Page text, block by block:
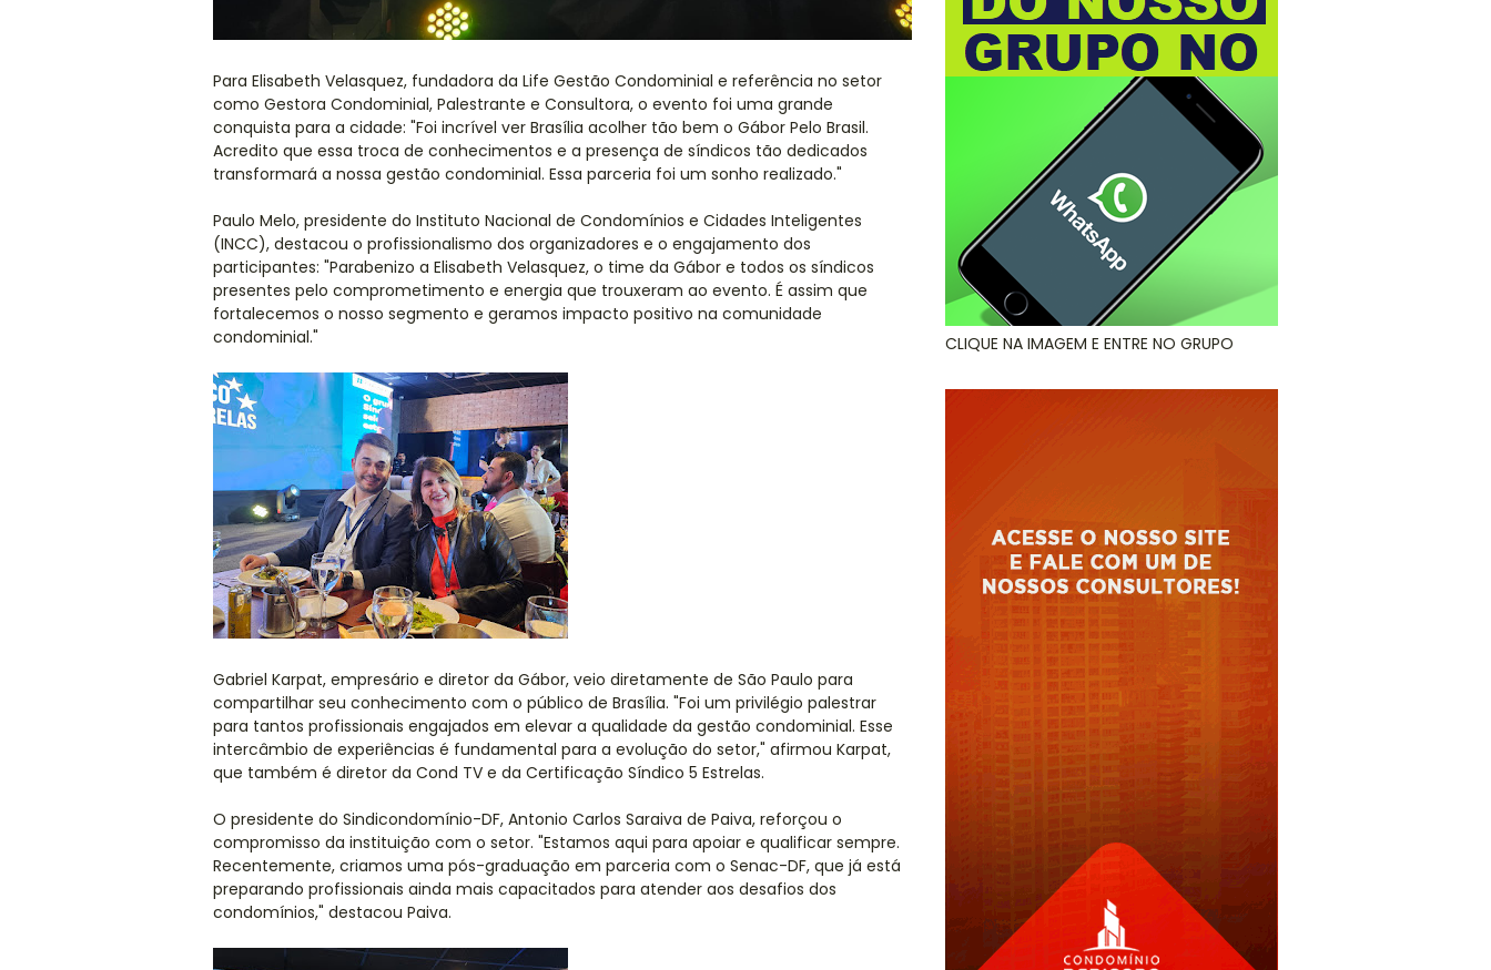
Para Elisabeth Velasquez, fundadora da Life Gestão Condominial e referência no setor
como Gestora Condominial, Palestrante e Consultora, o evento foi uma grande
conquista para a cidade: "Foi incrível ver Brasília acolher tão bem o Gábor Pelo Brasil.
Acredito que essa troca de conhecimentos e a presença de síndicos tão dedicados
transformará a nossa gestão condominial. Essa parceria foi um sonho realizado."
Paulo Melo, presidente do Instituto Nacional de Condomínios e Cidades Inteligentes
(INCC), destacou o profissionalismo dos organizadores e o engajamento dos
participantes: "Parabenizo a Elisabeth Velasquez, o time da Gábor e todos os síndicos
presentes pelo comprometimento e energia que trouxeram ao evento. É assim que
fortalecemos o nosso segmento e geramos impacto positivo na comunidade
condominial."
Gabriel Karpat, empresário e diretor da Gábor, veio diretamente de São Paulo para
compartilhar seu conhecimento com o público de Brasília. "Foi um privilégio palestrar
para tantos profissionais engajados em elevar a qualidade da gestão condominial. Esse
intercâmbio de experiências é fundamental para a evolução do setor," afirmou Karpat,
que também é diretor da Cond TV e da Certificação Síndico 5 Estrelas.
O presidente do Sindicondomínio-DF, Antonio Carlos Saraiva de Paiva, reforçou o
compromisso da instituição com o setor. "Estamos aqui para apoiar e qualificar sempre.
Recentemente, criamos uma pós-graduação em parceria com o Senac-DF, que já está
preparando profissionais ainda mais capacitados para atender aos desafios dos
condomínios," destacou Paiva.
CLIQUE NA IMAGEM E ENTRE NO GRUPO